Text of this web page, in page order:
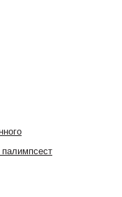
палимпсест